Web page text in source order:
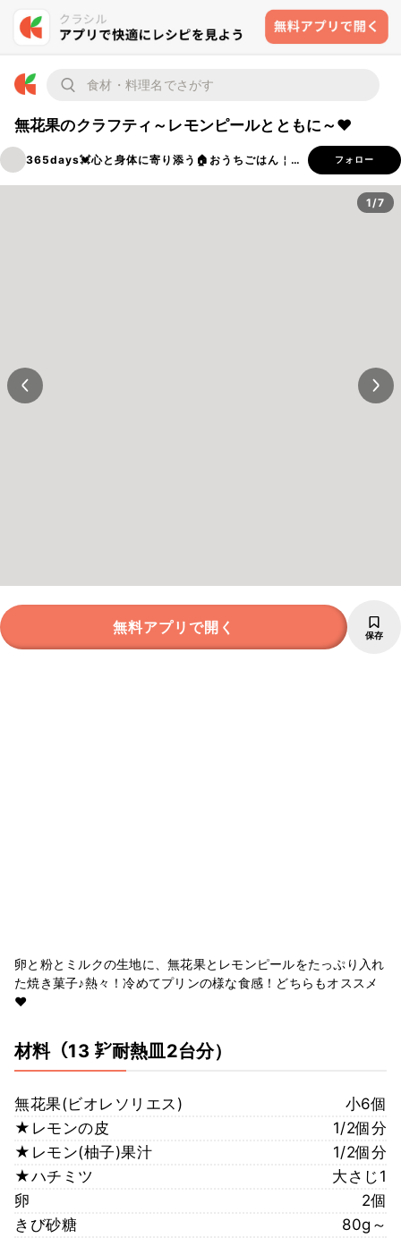
無花果のクラフティ～レモンピールとともに～♥
365days💓‪心と身体に寄り添う🏠おうちごはん￤穂ノcafe フォロー
1/7
無料アプリで開く 保存
卵と粉とミルクの生地に、無花果とレモンピールをたっぷり入れ
た焼き菓子♪熱々！冷めてプリンの様な食感！どちらもオススメ
♥
材料（13 ㌢耐熱皿2台分）
無花果(ビオレソリエス)
小6個
★レモンの皮
1/2個分
★レモン(柚子)果汁
1/2個分
★ハチミツ
大さじ1
卵
2個
きび砂糖
80g～